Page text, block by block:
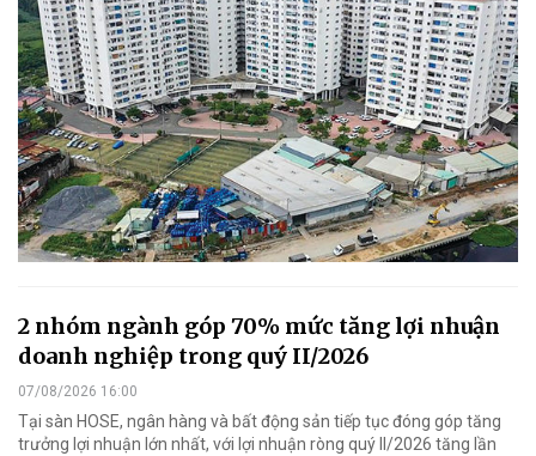
2 nhóm ngành góp 70% mức tăng lợi nhuận
doanh nghiệp trong quý II/2026
07/08/2026 16:00
Tại sàn HOSE, ngân hàng và bất động sản tiếp tục đóng góp tăng
trưởng lợi nhuận lớn nhất, với lợi nhuận ròng quý II/2026 tăng lần